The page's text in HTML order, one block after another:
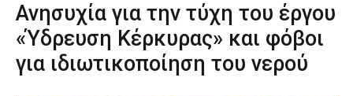
Ανησυχία για την τύχη του έργου
«Ύδρευση Κέρκυρας» και φόβοι
για ιδιωτικοποίηση του νερού